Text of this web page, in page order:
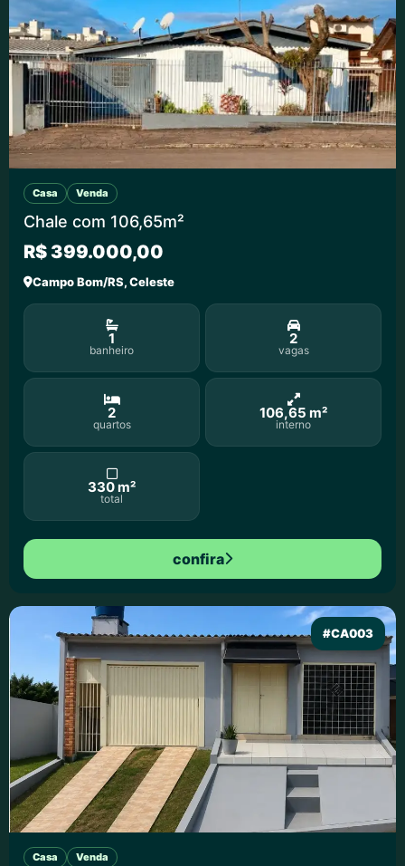
Casa Venda
Chale com 106,65m²
R$ 399.000,00
Campo Bom/RS, Celeste
1
banheiro
2
vagas
2
quartos
106,65 m²
interno
330 m²
total
confira
#CA003
Casa Venda